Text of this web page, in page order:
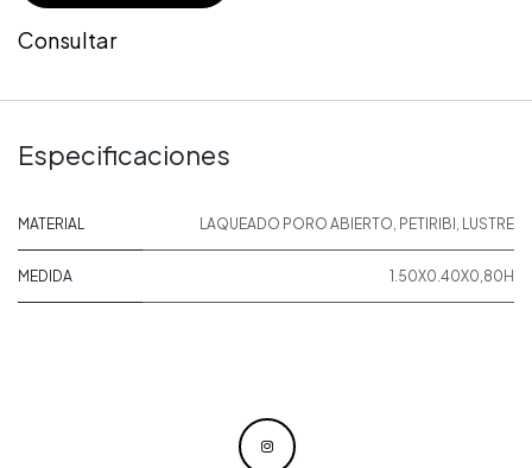
Consultar
Especificaciones
MATERIAL LAQUEADO PORO ABIERTO, PETIRIBI , LUSTRE
MEDIDA 1.50X0.40X0,80H